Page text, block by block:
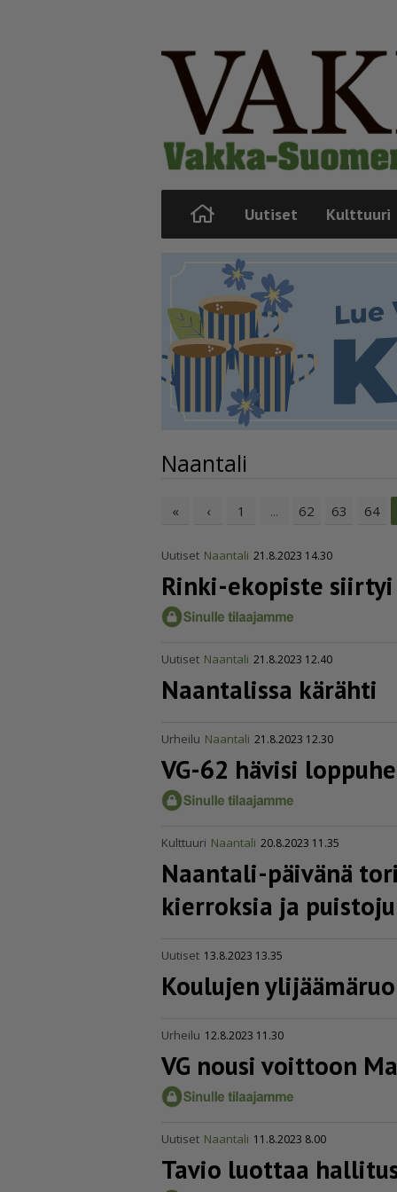
Uutiset Kulttuuri
Naantali
« ‹ 1 ... 62 63 64
Uutiset Naantali 21.8.2023 14.30
Rinki-ekopiste
Uutiset Naantali 21.8.2023 12.40
Naantalissa kärähti
Urheilu Naantali 21.8.2023 12.30
VG-62 hävisi
Kulttuuri Naantali 20.8.2023 11.35
Naantali-päivänä
kierroksia ja
Uutiset 13.8.2023 13.35
Koulujen
Urheilu 12.8.2023 11.30
VG nousi voittoon
Uutiset Naantali 11.8.2023 8.00
Tavio luottaa